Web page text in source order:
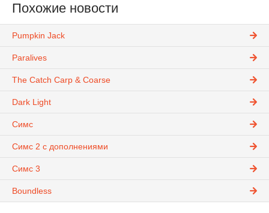
Похожие новости
Pumpkin Jack
Paralives
The Catch Carp & Coarse
Dark Light
Симс
Симс 2 с дополнениями
Симс 3
Boundless